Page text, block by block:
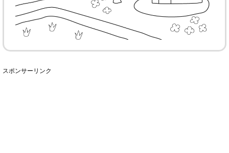
スポンサーリンク